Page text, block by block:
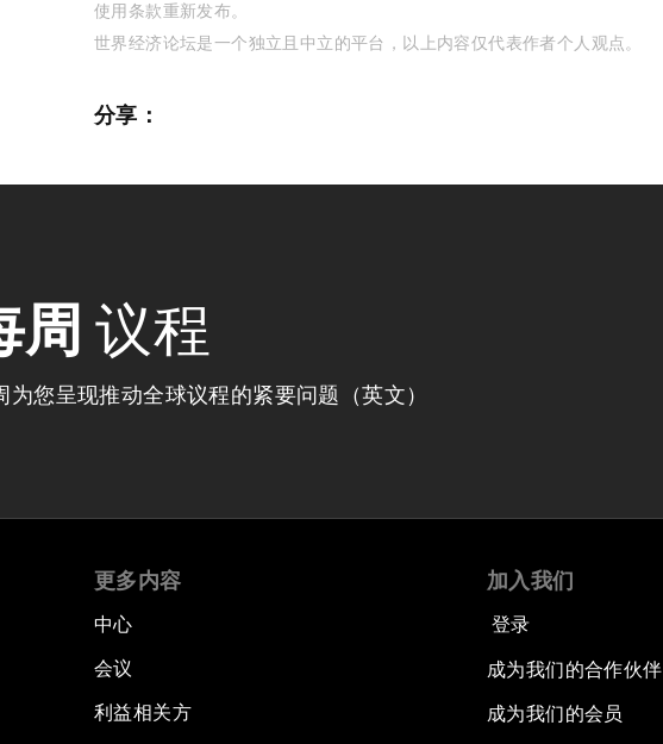
使用条款重新发布。
世界经济论坛是一个独立且中立的平台，以上内容仅代表作者个人观点。
分享：
周 议程
为您呈现推动全球议程的紧要问题（英文）
更多内容
中心
会议
利益相关方
加入我们
登录
成为我们的合作伙伴
成为我们的会员